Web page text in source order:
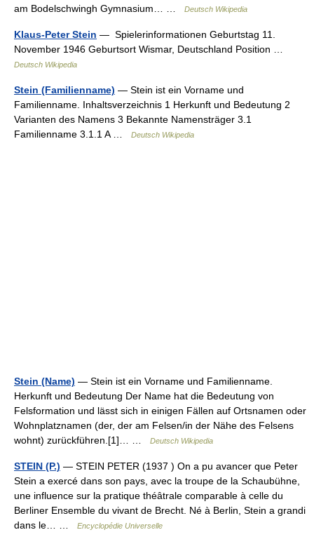
am Bodelschwingh Gymnasium… …
Deutsch Wikipedia
Klaus-Peter Stein — Spielerinformationen Geburtstag 11.
November 1946 Geburtsort Wismar, Deutschland Position …
Deutsch Wikipedia
Stein (Familienname) — Stein ist ein Vorname und
Familienname. Inhaltsverzeichnis 1 Herkunft und Bedeutung 2
Varianten des Namens 3 Bekannte Namensträger 3.1
Familienname 3.1.1 A …
Deutsch Wikipedia
Stein (Name) — Stein ist ein Vorname und Familienname.
Herkunft und Bedeutung Der Name hat die Bedeutung von
Felsformation und lässt sich in einigen Fällen auf Ortsnamen oder
Wohnplatznamen (der, der am Felsen/in der Nähe des Felsens
wohnt) zurückführen.[1]… …
Deutsch Wikipedia
STEIN (P.) — STEIN PETER (1937 ) On a pu avancer que Peter
Stein a exercé dans son pays, avec la troupe de la Schaubühne,
une influence sur la pratique théâtrale comparable à celle du
Berliner Ensemble du vivant de Brecht. Né à Berlin, Stein a grandi
dans le… …
Encyclopédie Universelle